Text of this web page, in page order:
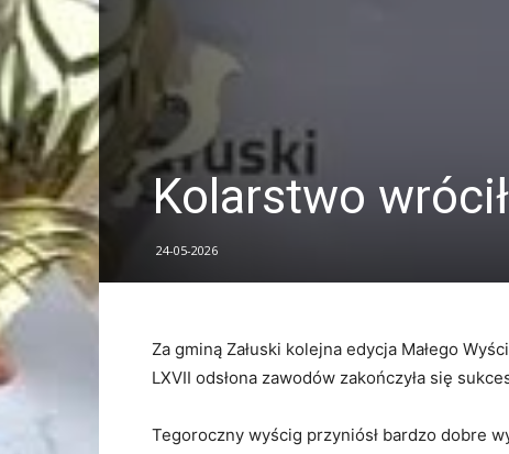
Kolarstwo
24-05-2026
Za gminą Załuski kolejna edycja Małego
LXVII odsłona zawodów zakończyła się
Tegoroczny wyścig przyniósł bardzo dobre